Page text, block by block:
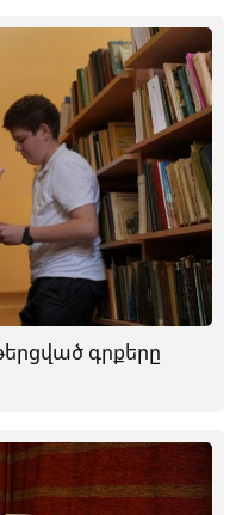
գրքերը